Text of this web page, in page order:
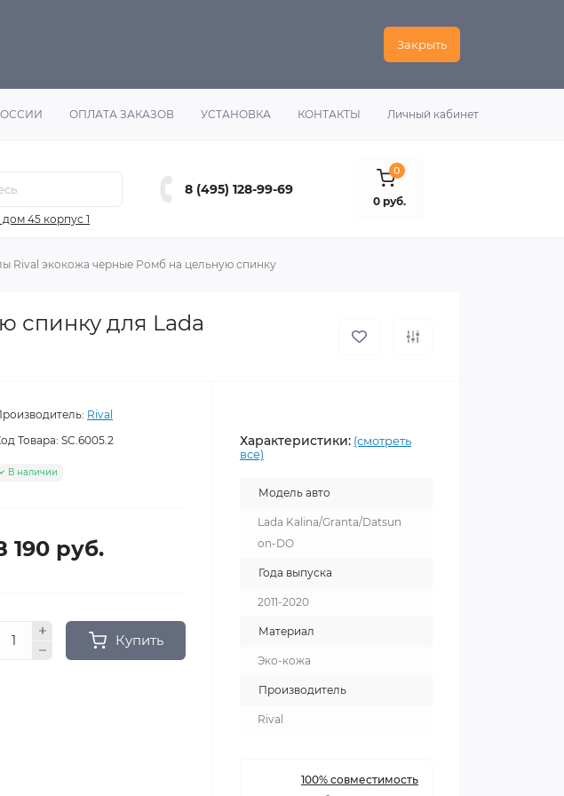
Закрыть
ОПЛАТА ЗАКАЗОВ УСТАНОВКА КОНТАКТЫ Личный кабинет
45 корпус 1
8 (495) 128-99-69
0
0 руб.
Rival экокожа черные Ромб на цельную спинку
спинку для Lada
Rival
Товара: SC.6005.2
В наличии
190 руб.
Купить
Характеристики: (смотреть
все)
Модель авто
Lada Kalina/Granta/Datsun
on-DO
Года выпуска
2011-2020
Материал
Эко-кожа
Производитель
Rival
100% совместимость